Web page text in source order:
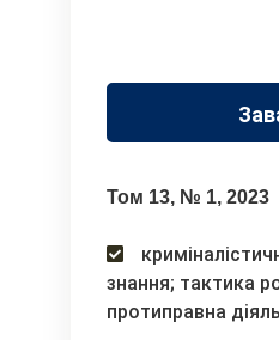
Том 13, № 1, 2023
знання; тактика
протиправна